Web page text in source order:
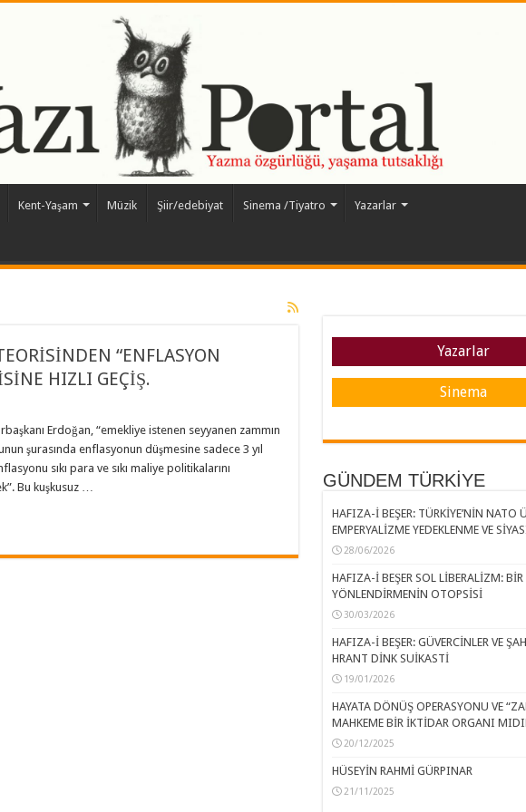
Kent-Yaşam Müzik Şiir/edebiyat Sinema /Tiyatro Yazarlar
“ENFLASYON
HIZLI GEÇİŞ.
Erdoğan, “emekliye istenen seyyanen zammın
şurasında enflasyonun düşmesine sadece 3 yıl
sıkı para ve sıkı maliye politikalarını
Bu kuşkusuz …
Yazarlar
Sinema
GÜNDEM TÜRKİYE
HAFIZA-İ BEŞER: TÜRKİYE’NİN NATO
EMPERYALİZME YEDEKLENME VE
28/06/2026
HAFIZA-İ BEŞER SOL LİBERALİZM: BİR
YÖNLENDİRMENİN OTOPSİSİ
30/03/2026
HAFIZA-İ BEŞER: GÜVERCİNLER VE
HRANT DİNK SUİKASTİ
19/01/2026
HAYATA DÖNÜŞ OPERASYONU VE
MAHKEME BİR İKTİDAR ORGANI
20/12/2025
HÜSEYİN RAHMİ GÜRPINAR
21/11/2025